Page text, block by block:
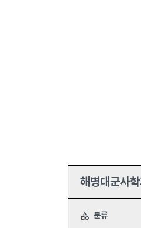
해병대군사
category 분류